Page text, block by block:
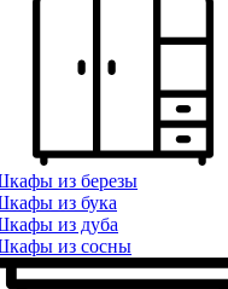
из березы
из бука
из дуба
из сосны